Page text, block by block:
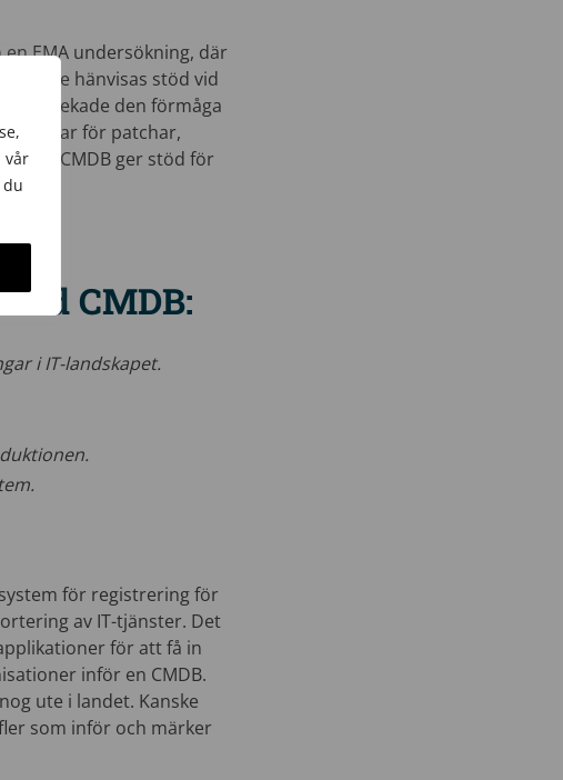
vår
du
EMA undersökning, där
att de hänvisas stöd vid
påpekade den förmåga
för patchar,
att CMDB ger stöd för
CMDB:
i IT-landskapet.
för registrering för
av IT-tjänster. Det
för att få in
inför en CMDB.
ute i landet. Kanske
som inför och märker